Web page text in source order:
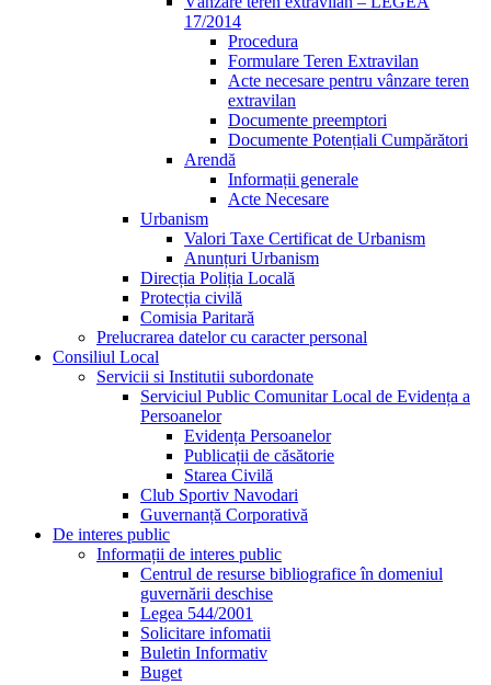
17/2014
Procedura
Formulare Teren Extravilan
Acte necesare pentru vânzare teren
extravilan
Documente preemptori
Documente Potențiali Cumpărători
Arendă
Informații generale
Acte Necesare
Urbanism
Valori Taxe Certificat de Urbanism
Anunțuri Urbanism
Direcția Poliția Locală
Protecția civilă
Comisia Paritară
Prelucrarea datelor cu caracter personal
Consiliul Local
Servicii si Institutii subordonate
Serviciul Public Comunitar Local de Evidența a
Persoanelor
Evidența Persoanelor
Publicații de căsătorie
Starea Civilă
Club Sportiv Navodari
Guvernanță Corporativă
De interes public
Informații de interes public
Centrul de resurse bibliografice în domeniul
guvernării deschise
Legea 544/2001
Solicitare infomatii
Buletin Informativ
Buget